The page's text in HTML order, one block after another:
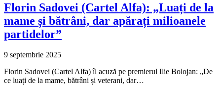
Florin Sadovei (Cartel Alfa): „Luați de la
mame și bătrâni, dar apărați milioanele
partidelor”
9 septembrie 2025
Florin Sadovei (Cartel Alfa) îl acuză pe premierul Ilie Bolojan: „De
ce luați de la mame, bătrâni și veterani, dar…